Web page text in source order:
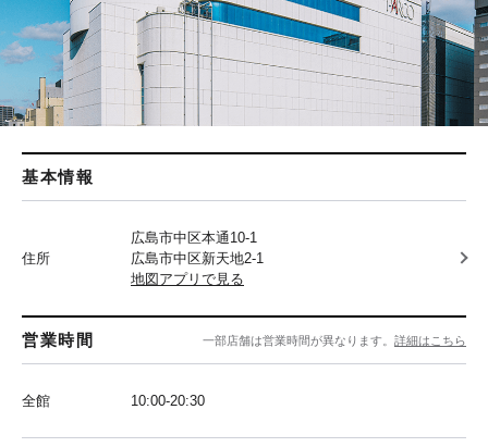
基本情報
住所
広島市中区本通10-1
広島市中区新天地2-1
地図アプリで見る
営業時間 一部店舗は営業時間が異なります。 詳細はこちら
全館 10:00-20:30